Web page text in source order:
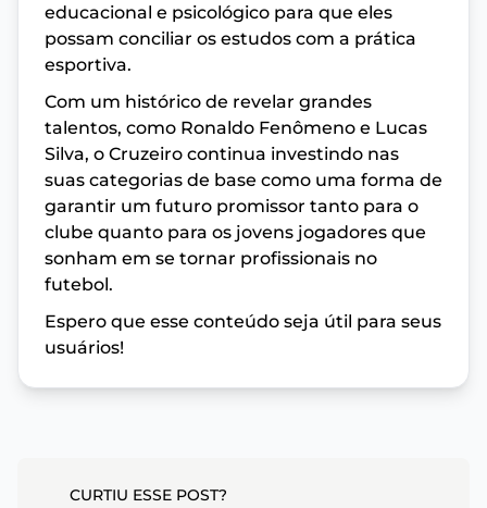
educacional e psicológico para que eles
possam conciliar os estudos com a prática
esportiva.
Com um histórico de revelar grandes
talentos, como Ronaldo Fenômeno e Lucas
Silva, o Cruzeiro continua investindo nas
suas categorias de base como uma forma de
garantir um futuro promissor tanto para o
clube quanto para os jovens jogadores que
sonham em se tornar profissionais no
futebol.
Espero que esse conteúdo seja útil para seus
usuários!
CURTIU ESSE POST?